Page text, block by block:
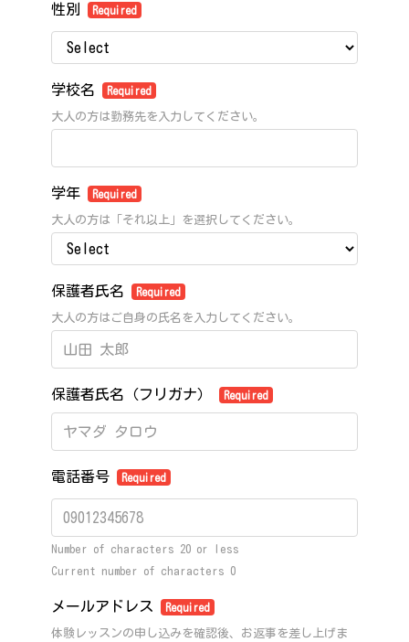
性別 Required
学校名 Required
大人の方は勤務先を入力してください。
学年 Required
大人の方は「それ以上」を選択してください。
保護者氏名 Required
大人の方はご自身の氏名を入力してください。
保護者氏名（フリガナ） Required
電話番号 Required
Number of characters 20 or less
Current number of characters 0
メールアドレス Required
体験レッスンの申し込みを確認後、お返事を差し上げま